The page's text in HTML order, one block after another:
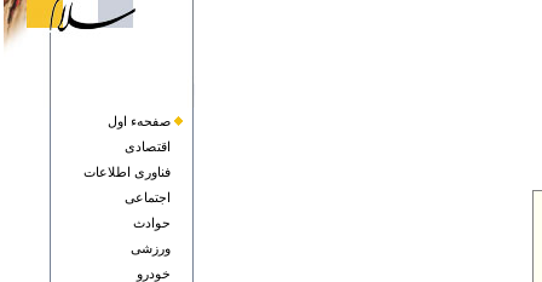
صفحهء اول
اقتصادی
فناوری اطلاعات
اجتماعی
حوادث
ورزشی
خودرو